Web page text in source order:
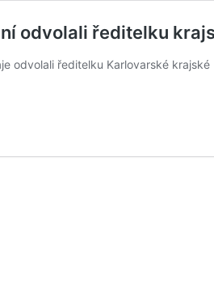
odvolali ředitelku
odvolali ředitelku Karlovarské